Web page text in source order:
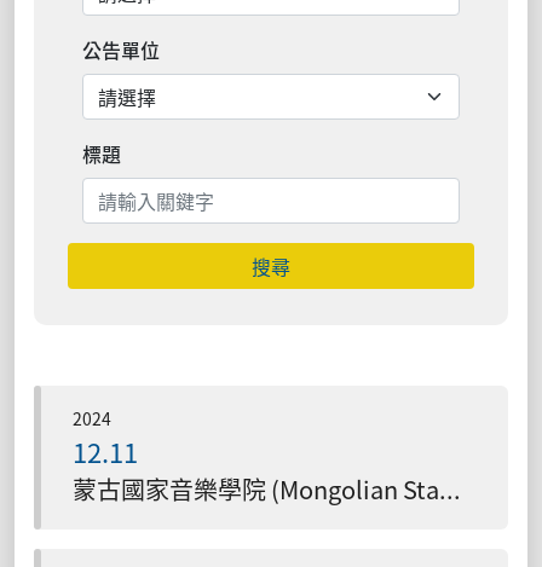
公告單位
標題
搜尋
2024
12.11
蒙古國家音樂學院 (Mongolian State Conservatory)與本校簽署MOU